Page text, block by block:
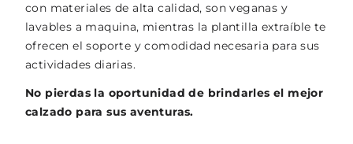
con materiales de alta calidad, son veganas y
lavables a maquina, mientras la plantilla extraíble te
ofrecen el soporte y comodidad necesaria para sus
actividades diarias.
No pierdas la oportunidad de brindarles el mejor
calzado para sus aventuras.